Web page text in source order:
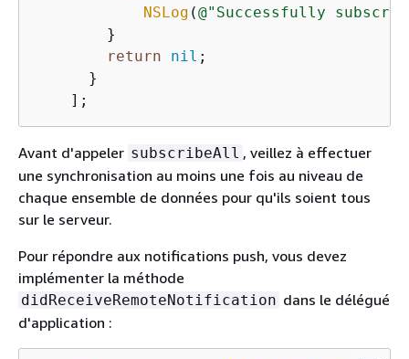
NSLog (@"Successfully
        }
return
nil ;
      }
    ];
Avant d'appeler subscribeAll , veillez à effectuer
une synchronisation au moins une fois au niveau de
chaque ensemble de données pour qu'ils soient tous
sur le serveur.
Pour répondre aux notifications push, vous devez
implémenter la méthode
didReceiveRemoteNotification dans le délégué
d'application :